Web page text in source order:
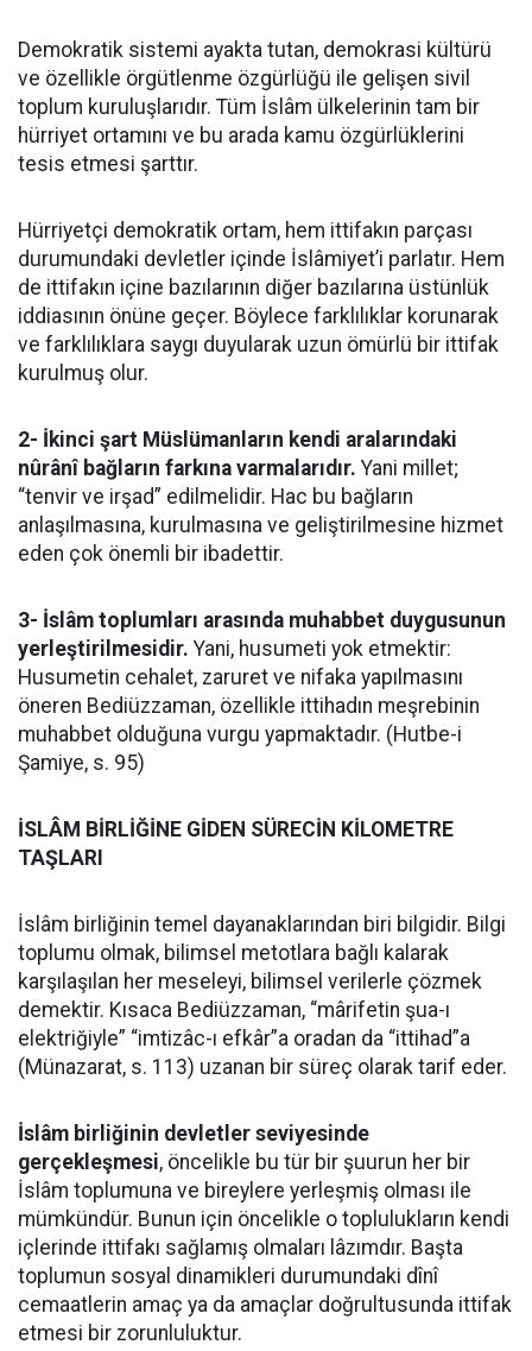
Demokratik sistemi ayakta tutan, demokrasi kültürü
ve özellikle örgütlenme özgürlüğü ile gelişen sivil
toplum kuruluşlarıdır. Tüm İslâm ülkelerinin tam bir
hürriyet ortamını ve bu arada kamu özgürlüklerini
tesis etmesi şarttır.
Hürriyetçi demokratik ortam, hem ittifakın parçası
durumundaki devletler içinde İslâmiyet’i parlatır. Hem
de ittifakın içine bazılarının diğer bazılarına üstünlük
iddiasının önüne geçer. Böylece farklılıklar korunarak
ve farklılıklara saygı duyularak uzun ömürlü bir ittifak
kurulmuş olur.
2- İkinci şart Müslümanların kendi aralarındaki
nûrânî bağların farkına varmalarıdır. Yani millet;
“tenvir ve irşad” edilmelidir. Hac bu bağların
anlaşılmasına, kurulmasına ve geliştirilmesine hizmet
eden çok önemli bir ibadettir.
3- İslâm toplumları arasında muhabbet duygusunun
yerleştirilmesidir. Yani, husumeti yok etmektir:
Husumetin cehalet, zaruret ve nifaka yapılmasını
öneren Bediüzzaman, özellikle ittihadın meşrebinin
muhabbet olduğuna vurgu yapmaktadır. (Hutbe-i
Şamiye, s. 95)
İSLÂM BİRLİĞİNE GİDEN SÜRECİN KİLOMETRE
TAŞLARI
İslâm birliğinin temel dayanaklarından biri bilgidir. Bilgi
toplumu olmak, bilimsel metotlara bağlı kalarak
karşılaşılan her meseleyi, bilimsel verilerle çözmek
demektir. Kısaca Bediüzzaman, “mârifetin şua-ı
elektriğiyle” “imtizâc-ı efkâr”a oradan da “ittihad”a
(Münazarat, s. 113) uzanan bir süreç olarak tarif eder.
İslâm birliğinin devletler seviyesinde
gerçekleşmesi, öncelikle bu tür bir şuurun her bir
İslâm toplumuna ve bireylere yerleşmiş olması ile
mümkündür. Bunun için öncelikle o toplulukların kendi
içlerinde ittifakı sağlamış olmaları lâzımdır. Başta
toplumun sosyal dinamikleri durumundaki dînî
cemaatlerin amaç ya da amaçlar doğrultusunda ittifak
etmesi bir zorunluluktur.